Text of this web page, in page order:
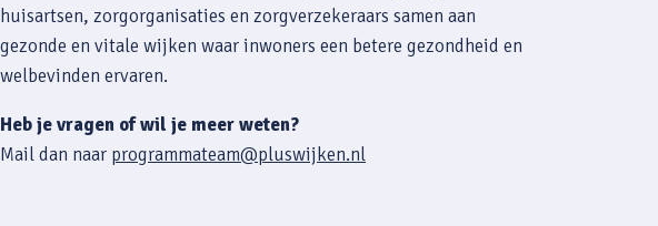
huisartsen, zorgorganisaties en zorgverzekeraars samen aan
gezonde en vitale wijken waar inwoners een betere gezondheid en
welbevinden ervaren.
Heb je vragen of wil je meer weten?
Mail dan naar programmateam@pluswijken.nl